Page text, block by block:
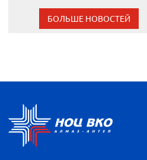
БОЛЬШЕ НОВОСТЕЙ